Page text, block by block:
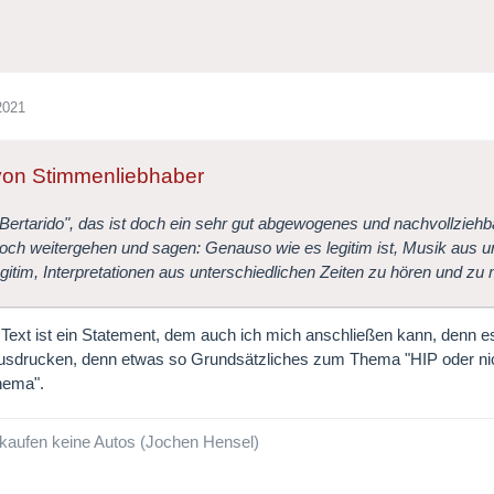
Stimmenliebhaber
das ist doch ein sehr gut abgewogenes und
weitergehen und sagen: Genauso wie es legitim ist, Musik aus
Interpretationen aus unterschiedlichen Zeiten zu hören und zu
ist ein Statement, dem auch ich mich anschließen kann, denn
denn etwas so Grundsätzliches zum Thema "HIP oder
keine Autos (Jochen Hensel)